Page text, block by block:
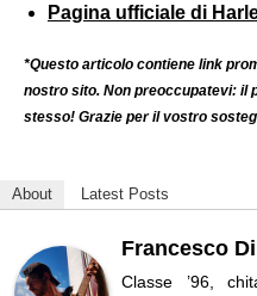
Pagina ufficiale di
*Questo articolo contiene link
nostro sito. Non preoccupatevi: il
stesso! Grazie per il vostro
About Latest Posts
Francesco
Classe ’96,